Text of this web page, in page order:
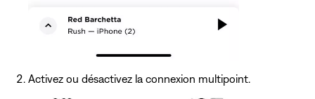
Activez ou désactivez la connexion multipoint.